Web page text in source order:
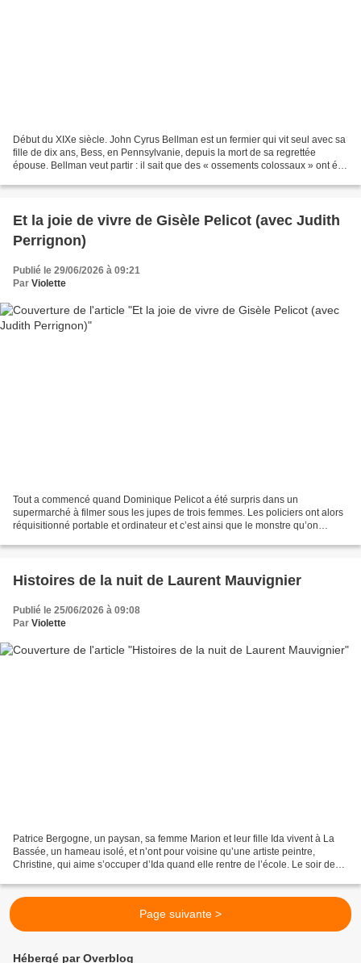
Début du XIXe siècle. John Cyrus Bellman est un fermier qui vit seul avec sa
fille de dix ans, Bess, en Pennsylvanie, depuis la mort de sa regrettée
épouse. Bellman veut partir : il sait que des « ossements colossaux » ont été
Et la joie de vivre de Gisèle Pelicot (avec Judith
Perrignon)
Publié le 29/06/2026 à 09:21
Par Violette
Tout a commencé quand Dominique Pelicot a été surpris dans un
supermarché à filmer sous les jupes de trois femmes. Les policiers ont alors
réquisitionné portable et ordinateur et c’est ainsi que le monstre qu’on
Histoires de la nuit de Laurent Mauvignier
Publié le 25/06/2026 à 09:08
Par Violette
Patrice Bergogne, un paysan, sa femme Marion et leur fille Ida vivent à La
Bassée, un hameau isolé, et n’ont pour voisine qu’une artiste peintre,
Christine, qui aime s’occuper d’Ida quand elle rentre de l’école. Le soir des
Page suivante >
Hébergé par Overblog